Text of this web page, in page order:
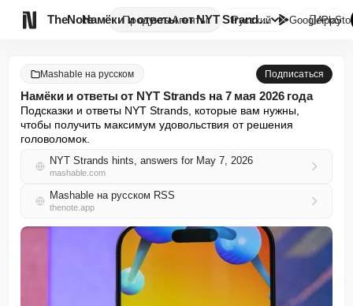
TheNote ПродуктыАгенты Намёки и ответы от NYT Strands...
Русский GooglePlay

Mashable на русском Подписаться
Намёки и ответы от NYT Strands на 7 мая 2026 года
Подсказки и ответы NYT Strands, которые вам нужны,
чтобы получить максимум удовольствия от решения
головоломок.
NYT Strands hints, answers for May 7, 2026
mashable.com
Mashable на русском RSS
thenote.app